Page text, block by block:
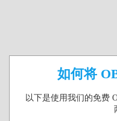
如何将
以下是使用我们的免费